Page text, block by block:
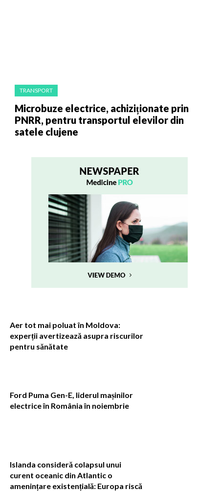
TRANSPORT
Microbuze electrice, achiziționate prin
PNRR, pentru transportul elevilor din
satele clujene
Aer tot mai poluat în Moldova:
experții avertizează asupra riscurilor
pentru sănătate
Ford Puma Gen-E, liderul mașinilor
electrice în România în noiembrie
Islanda consideră colapsul unui
curent oceanic din Atlantic o
amenințare existențială: Europa riscă